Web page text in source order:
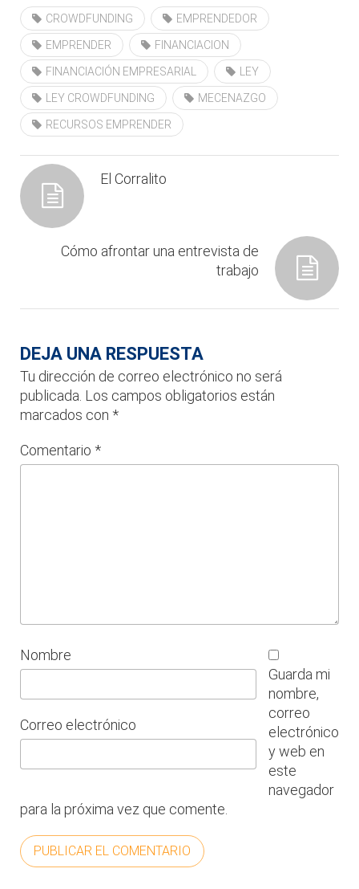
CROWDFUNDING EMPRENDEDOR
EMPRENDER FINANCIACION
FINANCIACIÓN EMPRESARIAL LEY
LEY CROWDFUNDING MECENAZGO
RECURSOS EMPRENDER
El Corralito
Cómo afrontar una entrevista de
trabajo
DEJA UNA RESPUESTA
Tu dirección de correo electrónico no será
publicada. Los campos obligatorios están
marcados con *
Comentario *
Nombre
Correo electrónico
Guarda mi
nombre,
correo
electrónico
y web en
este
navegador
para la próxima vez que comente.